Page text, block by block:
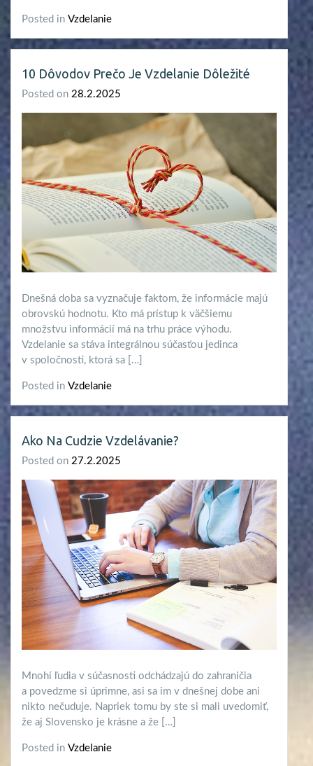
Posted in Vzdelanie
10 Dôvodov Prečo Je Vzdelanie Dôležité
Posted on 28.2.2025
Dnešná doba sa vyznačuje faktom, že informácie majú
obrovskú hodnotu. Kto má prístup k väčšiemu
množstvu informácií má na trhu práce výhodu.
Vzdelanie sa stáva integrálnou súčasťou jedinca
v spoločnosti, ktorá sa […]
Posted in Vzdelanie
Ako Na Cudzie Vzdelávanie?
Posted on 27.2.2025
Mnohí ľudia v súčasnosti odchádzajú do zahraničia
a povedzme si úprimne, asi sa im v dnešnej dobe ani
nikto nečuduje. Napriek tomu by ste si mali uvedomiť,
že aj Slovensko je krásne a že […]
Posted in Vzdelanie